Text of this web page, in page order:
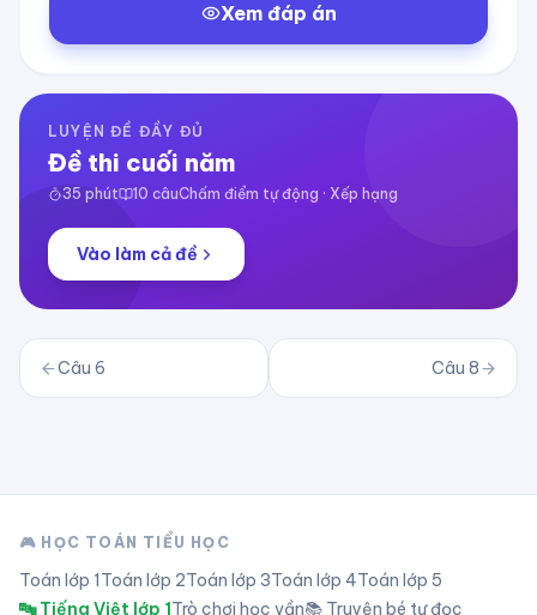
Xem đáp án
LUYỆN ĐỀ ĐẦY ĐỦ
Đề thi cuối năm
35 phút 10 câuChấm điểm tự động · Xếp hạng
Vào làm cả đề
Câu 6 Câu 8
🎮 HỌC TOÁN TIỂU HỌC
Toán lớp 1Toán lớp 2Toán lớp 3Toán lớp 4Toán lớp 5
🔤 Tiếng Việt lớp 1Trò chơi học vần📚 Truyện bé tự đọc